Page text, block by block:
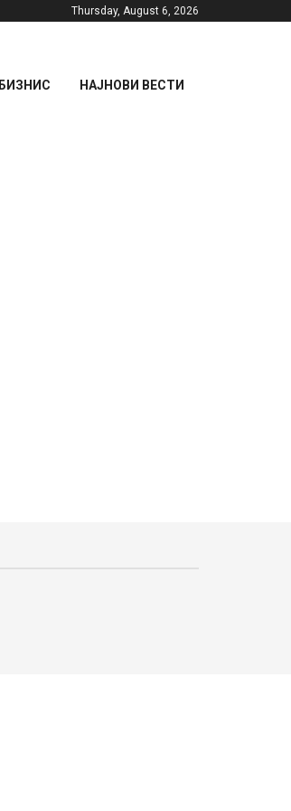
Thursday, August 6, 2026
БИЗНИС НАЈНОВИ ВЕСТИ